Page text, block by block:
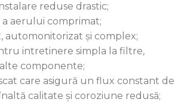
reduse drastic;
aerului comprimat;
automonitorizat și complex;
intretinere simpla la filtre,
componente;
care asigură un flux constant de
calitate și coroziune redusă;